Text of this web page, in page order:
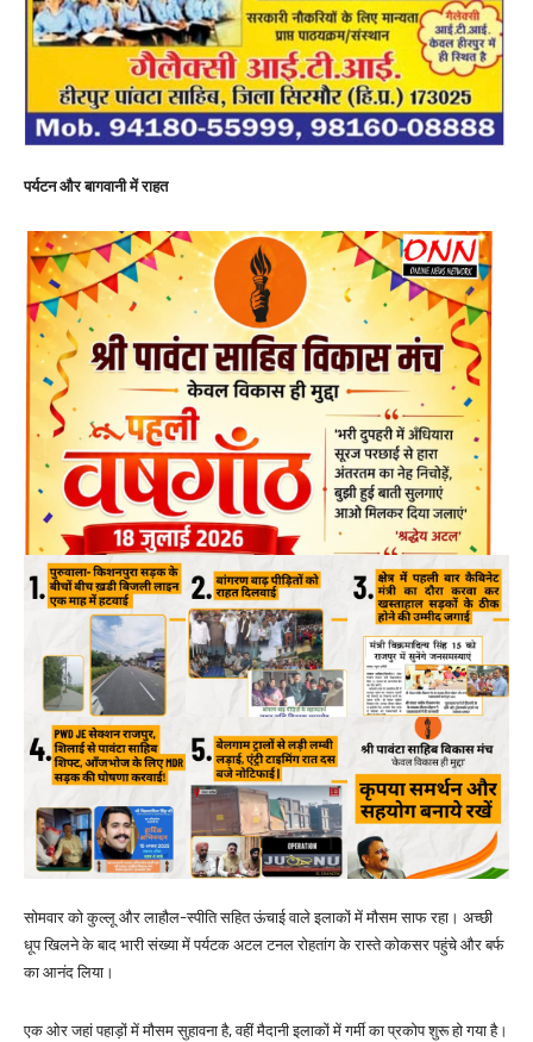
पर्यटन और बागवानी में राहत
सोमवार को कुल्लू और लाहौल-स्पीति सहित ऊंचाई वाले इलाकों में मौसम साफ रहा। अच्छी
धूप खिलने के बाद भारी संख्या में पर्यटक अटल टनल रोहतांग के रास्ते कोकसर पहुंचे और बर्फ
का आनंद लिया।
एक ओर जहां पहाड़ों में मौसम सुहावना है, वहीं मैदानी इलाकों में गर्मी का प्रकोप शुरू हो गया है।